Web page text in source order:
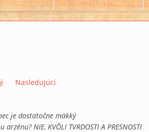
Nasledujúci
je dostatočne mäkký
NIE, KVÔLI TVRDOSTI A PRESNOSTI